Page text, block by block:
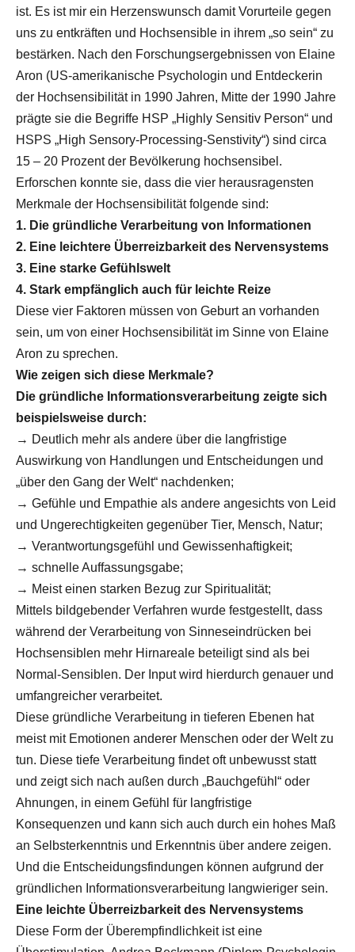
ist. Es ist mir ein Herzenswunsch damit Vorurteile gegen
uns zu entkräften und Hochsensible in ihrem „so sein“ zu
bestärken. Nach den Forschungsergebnissen von Elaine
Aron (US-amerikanische Psychologin und Entdeckerin
der Hochsensibilität in 1990 Jahren, Mitte der 1990 Jahre
prägte sie die Begriffe HSP „Highly Sensitiv Person“ und
HSPS „High Sensory-Processing-Senstivity“) sind circa
15 – 20 Prozent der Bevölkerung hochsensibel.
Erforschen konnte sie, dass die vier herausragensten
Merkmale der Hochsensibilität folgende sind:
1. Die gründliche Verarbeitung von Informationen
2. Eine leichtere Überreizbarkeit des Nervensystems
3. Eine starke Gefühlswelt
4. Stark empfänglich auch für leichte Reize
Diese vier Faktoren müssen von Geburt an vorhanden
sein, um von einer Hochsensibilität im Sinne von Elaine
Aron zu sprechen.
Wie zeigen sich diese Merkmale?
Die gründliche Informationsverarbeitung zeigte sich
beispielsweise durch:
→ Deutlich mehr als andere über die langfristige
Auswirkung von Handlungen und Entscheidungen und
„über den Gang der Welt“ nachdenken;
→ Gefühle und Empathie als andere angesichts von Leid
und Ungerechtigkeiten gegenüber Tier, Mensch, Natur;
→ Verantwortungsgefühl und Gewissenhaftigkeit;
→ schnelle Auffassungsgabe;
→ Meist einen starken Bezug zur Spiritualität;
Mittels bildgebender Verfahren wurde festgestellt, dass
während der Verarbeitung von Sinneseindrücken bei
Hochsensiblen mehr Hirnareale beteiligt sind als bei
Normal-Sensiblen. Der Input wird hierdurch genauer und
umfangreicher verarbeitet.
Diese gründliche Verarbeitung in tieferen Ebenen hat
meist mit Emotionen anderer Menschen oder der Welt zu
tun. Diese tiefe Verarbeitung findet oft unbewusst statt
und zeigt sich nach außen durch „Bauchgefühl“ oder
Ahnungen, in einem Gefühl für langfristige
Konsequenzen und kann sich auch durch ein hohes Maß
an Selbsterkenntnis und Erkenntnis über andere zeigen.
Und die Entscheidungsfindungen können aufgrund der
gründlichen Informationsverarbeitung langwieriger sein.
Eine leichte Überreizbarkeit des Nervensystems
Diese Form der Überempfindlichkeit ist eine